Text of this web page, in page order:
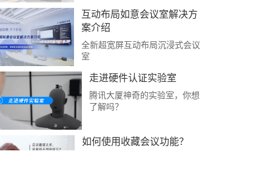
互动布局如意会议室解决方
案介绍
全新超宽屏互动布局沉浸式会议
室
走进硬件认证实验室
腾讯大厦神奇的实验室，你想
了解吗？
如何使用收藏会议功能？